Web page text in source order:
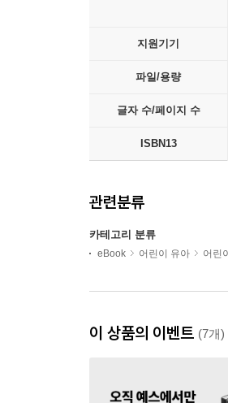
지원기기
파일/용량
글자 수/페이지 수
ISBN13
관련분류
카테고리 분류
eBook 어린이 유아 어린
이 상품의 이벤트 (7개)